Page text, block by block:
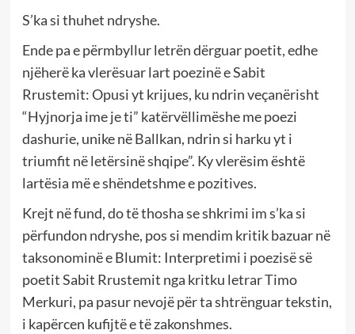
S’ka si thuhet ndryshe.
Ende pa e përmbyllur letrën dërguar poetit, edhe
njëherë ka vlerësuar lart poezinë e Sabit
Rrustemit: Opusi yt krijues, ku ndrin veçanërisht
“Hyjnorja ime je ti” katërvëllimëshe me poezi
dashurie, unike në Ballkan, ndrin si harku yt i
triumfit në letërsinë shqipe”. Ky vlerësim është
lartësia më e shëndetshme e pozitives.
Krejt në fund, do të thosha se shkrimi im s’ka si
përfundon ndryshe, pos si mendim kritik bazuar në
taksonominë e Blumit: Interpretimi i poezisë së
poetit Sabit Rrustemit nga kritku letrar Timo
Merkuri, pa pasur nevojë për ta shtrënguar tekstin,
i kapërcen kufijtë e të zakonshmes.